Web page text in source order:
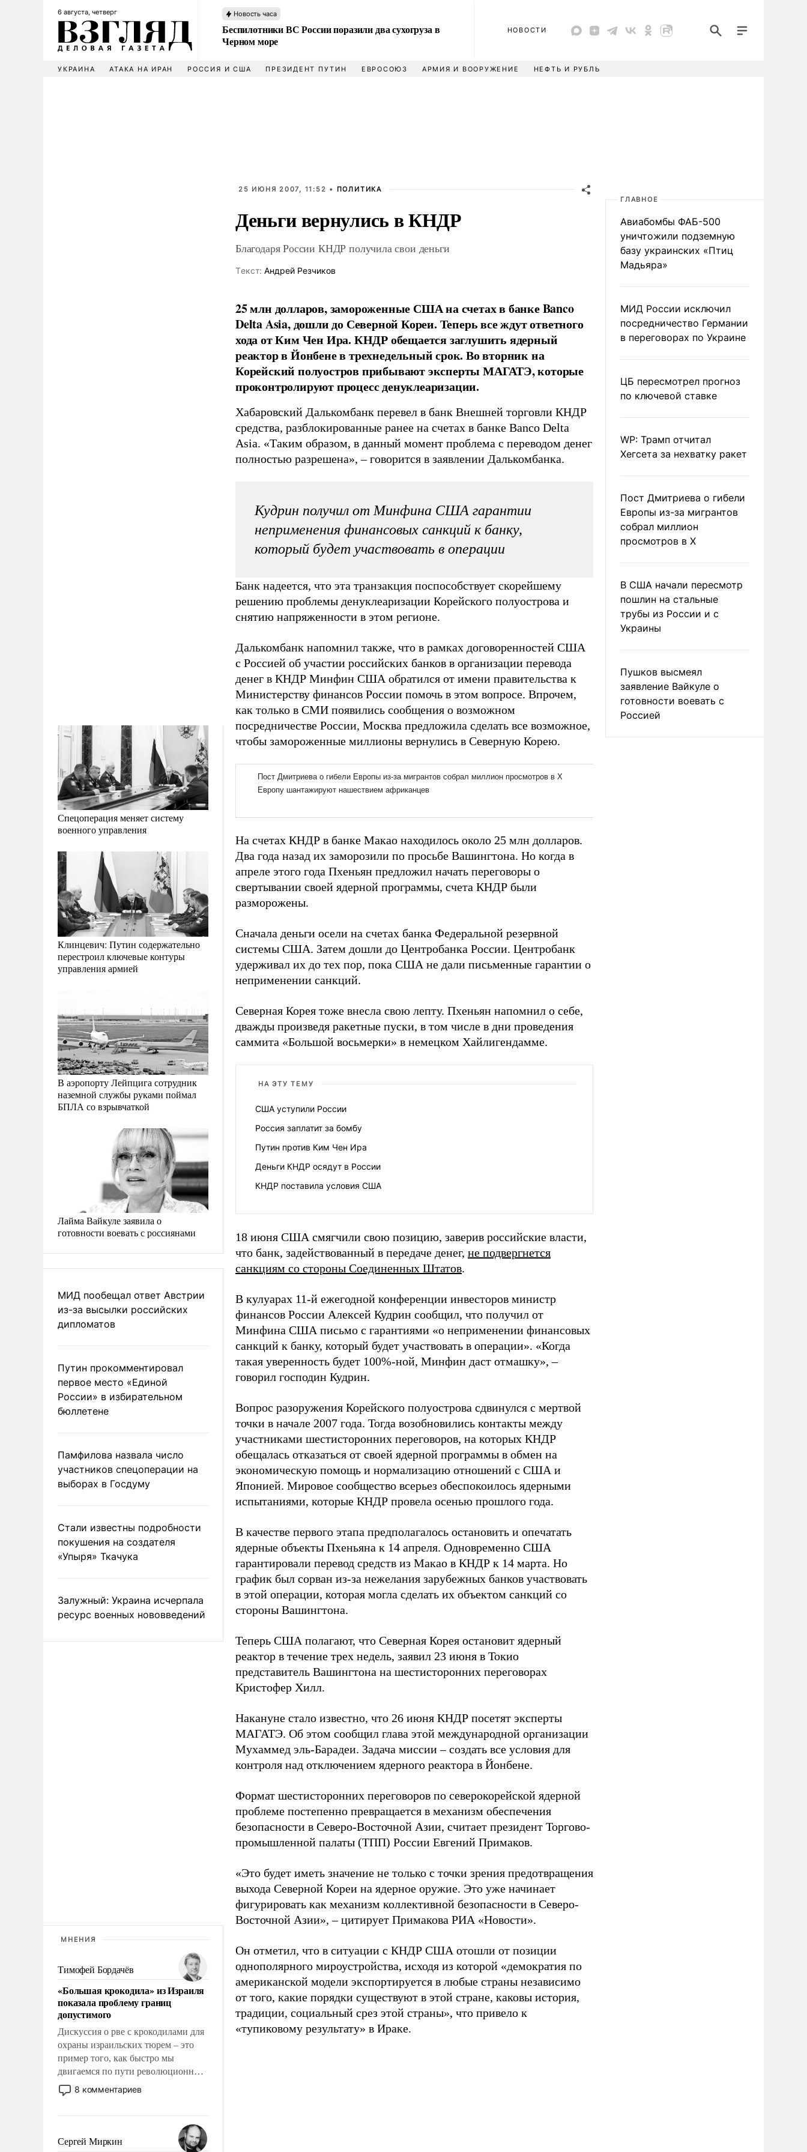
6 августа, четверг Новость часа
Беспилотники ВС России поразили два сухогруза в
Черном море
НОВОСТИ
УКРАИНА АТАКА НА ИРАН РОССИЯ И США ПРЕЗИДЕНТ ПУТИН ЕВРОСОЮЗ АРМИЯ И ВООРУЖЕНИЕ НЕФТЬ И РУБЛЬ
Спецоперация меняет систему
военного управления
Клинцевич: Путин содержательно
перестроил ключевые контуры
управления армией
В аэропорту Лейпцига сотрудник
наземной службы руками поймал
БПЛА со взрывчаткой
Лайма Вайкуле заявила о
готовности воевать с россиянами
МИД пообещал ответ Австрии
из-за высылки российских
дипломатов
Путин прокомментировал
первое место «Единой
России» в избирательном
бюллетене
Памфилова назвала число
участников спецоперации на
выборах в Госдуму
Стали известны подробности
покушения на создателя
«Упыря» Ткачука
Залужный: Украина исчерпала
ресурс военных нововведений
МНЕНИЯ
Тимофей Бордачёв
«Большая крокодила» из Израиля
показала проблему границ
допустимого
Дискуссия о рве с крокодилами для
охраны израильских тюрем – это
пример того, как быстро мы
двигаемся по пути революционных
изменений. То, что несколько лет
назад было образом для
8 комментариев
Сергей Миркин
25 ИЮНЯ 2007, 11:52 • ПОЛИТИКА
Деньги вернулись в КНДР
Благодаря России КНДР получила свои деньги
Tекст: Андрей Резчиков
25 млн долларов, замороженные США на счетах в банке Banco
Delta Asia, дошли до Северной Кореи. Теперь все ждут ответного
хода от Ким Чен Ира. КНДР обещается заглушить ядерный
реактор в Йонбене в трехнедельный срок. Во вторник на
Корейский полуостров прибывают эксперты МАГАТЭ, которые
проконтролируют процесс денуклеаризации.
Хабаровский Далькомбанк перевел в банк Внешней торговли КНДР
средства, разблокированные ранее на счетах в банке Banco Delta
Asia. «Таким образом, в данный момент проблема с переводом денег
полностью разрешена», – говорится в заявлении Далькомбанка.
Кудрин получил от Минфина США гарантии
неприменения финансовых санкций к банку,
который будет участвовать в операции
Банк надеется, что эта транзакция поспособствует скорейшему
решению проблемы денуклеаризации Корейского полуострова и
снятию напряженности в этом регионе.
Далькомбанк напомнил также, что в рамках договоренностей США
с Россией об участии российских банков в организации перевода
денег в КНДР Минфин США обратился от имени правительства к
Министерству финансов России помочь в этом вопросе. Впрочем,
как только в СМИ появились сообщения о возможном
посредничестве России, Москва предложила сделать все возможное,
чтобы замороженные миллионы вернулись в Северную Корею.
На счетах КНДР в банке Макао находилось около 25 млн долларов.
Два года назад их заморозили по просьбе Вашингтона. Но когда в
апреле этого года Пхеньян предложил начать переговоры о
свертывании своей ядерной программы, счета КНДР были
разморожены.
Сначала деньги осели на счетах банка Федеральной резервной
системы США. Затем дошли до Центробанка России. Центробанк
удерживал их до тех пор, пока США не дали письменные гарантии о
неприменении санкций.
Северная Корея тоже внесла свою лепту. Пхеньян напомнил о себе,
дважды произведя ракетные пуски, в том числе в дни проведения
саммита «Большой восьмерки» в немецком Хайлигендамме.
НА ЭТУ ТЕМУ
США уступили России
Россия заплатит за бомбу
Путин против Ким Чен Ира
Деньги КНДР осядут в России
КНДР поставила условия США
18 июня США смягчили свою позицию, заверив российские власти,
что банк, задействованный в передаче денег, не подвергнется
санкциям со стороны Соединенных Штатов.
В кулуарах 11-й ежегодной конференции инвесторов министр
финансов России Алексей Кудрин сообщил, что получил от
Минфина США письмо с гарантиями «о неприменении финансовых
санкций к банку, который будет участвовать в операции». «Когда
такая уверенность будет 100%-ной, Минфин даст отмашку», –
говорил господин Кудрин.
Вопрос разоружения Корейского полуострова сдвинулся с мертвой
точки в начале 2007 года. Тогда возобновились контакты между
участниками шестисторонних переговоров, на которых КНДР
обещалась отказаться от своей ядерной программы в обмен на
экономическую помощь и нормализацию отношений с США и
Японией. Мировое сообщество всерьез обеспокоилось ядерными
испытаниями, которые КНДР провела осенью прошлого года.
В качестве первого этапа предполагалось остановить и опечатать
ядерные объекты Пхеньяна к 14 апреля. Одновременно США
гарантировали перевод средств из Макао в КНДР к 14 марта. Но
график был сорван из-за нежелания зарубежных банков участвовать
в этой операции, которая могла сделать их объектом санкций со
стороны Вашингтона.
Теперь США полагают, что Северная Корея остановит ядерный
реактор в течение трех недель, заявил 23 июня в Токио
представитель Вашингтона на шестисторонних переговорах
Кристофер Хилл.
Накануне стало известно, что 26 июня КНДР посетят эксперты
МАГАТЭ. Об этом сообщил глава этой международной организации
Мухаммед эль-Барадеи. Задача миссии – создать все условия для
контроля над отключением ядерного реактора в Йонбене.
Формат шестисторонних переговоров по северокорейской ядерной
проблеме постепенно превращается в механизм обеспечения
безопасности в Северо-Восточной Азии, считает президент Торгово-
промышленной палаты (ТПП) России Евгений Примаков.
«Это будет иметь значение не только с точки зрения предотвращения
выхода Северной Кореи на ядерное оружие. Это уже начинает
фигурировать как механизм коллективной безопасности в Северо-
Восточной Азии», – цитирует Примакова РИА «Новости».
Он отметил, что в ситуации с КНДР США отошли от позиции
однополярного мироустройства, исходя из которой «демократия по
американской модели экспортируется в любые страны независимо
от того, какие порядки существуют в этой стране, каковы история,
традиции, социальный срез этой страны», что привело к
«тупиковому результату» в Ираке.
ГЛАВНОЕ
Авиабомбы ФАБ-500
уничтожили подземную
базу украинских «Птиц
Мадьяра»
МИД России исключил
посредничество Германии
в переговорах по Украине
ЦБ пересмотрел прогноз
по ключевой ставке
WP: Трамп отчитал
Хегсета за нехватку ракет
Пост Дмитриева о гибели
Европы из-за мигрантов
собрал миллион
просмотров в X
В США начали пересмотр
пошлин на стальные
трубы из России и с
Украины
Пушков высмеял
заявление Вайкуле о
готовности воевать с
Россией